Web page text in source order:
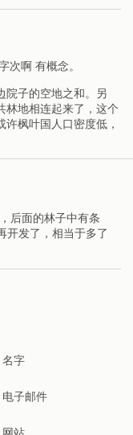
次啊 有概念。
院子的空地之和。另
林地相连起来了，这个
枫叶国人口密度低，
后面的林子中有条
开发了，相当于多了
名字
电子邮件